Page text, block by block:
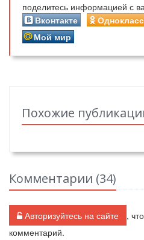
поделитесь информацией с
Вконтакте
Мой мир
Похожие
Комментарии (34)
Авторизуйтесь на сайте
,
комментарий.